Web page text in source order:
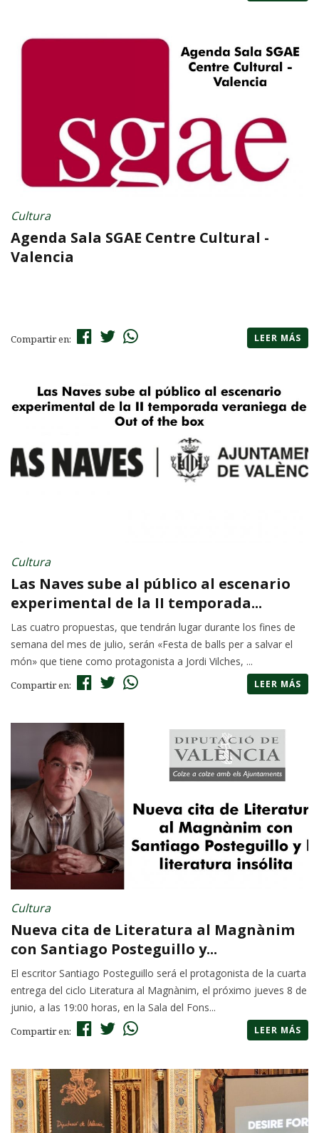
Cultura
Agenda Sala SGAE Centre Cultural -
Valencia
Compartir en: LEER MÁS
Cultura
Las Naves sube al público al escenario
experimental de la II temporada...
Las cuatro propuestas, que tendrán lugar durante los fines de
semana del mes de julio, serán «Festa de balls per a salvar el
món» que tiene como protagonista a Jordi Vilches, ...
Compartir en: LEER MÁS
Cultura
Nueva cita de Literatura al Magnànim
con Santiago Posteguillo y...
El escritor Santiago Posteguillo será el protagonista de la cuarta
entrega del ciclo Literatura al Magnànim, el próximo jueves 8 de
junio, a las 19:00 horas, en la Sala del Fons...
Compartir en: LEER MÁS